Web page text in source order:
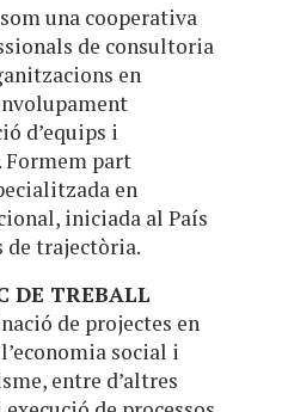
una cooperativa
de consultoria
en
d’equips i
Formem part
en
iniciada al País
de trajectòria.
DE TREBALL
de projectes en
social i
entre d’altres